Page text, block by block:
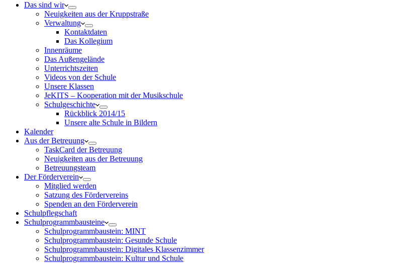
Das sind wir
Neuigkeiten aus der Kruppstraße
Verwaltung
Kontaktdaten
Das Kollegium
Innenräume
Das Außengelände
Unterrichtszeiten
Videos von der Schule
Unsere Klassen
JeKITS – Kooperation mit der Musikschule
Schulgeschichte
Rückblick 2014/15
Unsere alte Schule in Bildern
Kalender
Aus der Betreuung
TaskCard der Betreuung
Neuigkeiten aus der Betreuung
Betreuungsteam
Der Förderverein
Mitglied werden
Satzung des Fördervereins
Spenden an den Förderverein
Schulpflegschaft
Schulprogrammbausteine
Schulprogrammbaustein: MINT
Schulprogrammbaustein: Gesunde Schule
Schulprogrammbaustein: Digitales Klassenzimmer
Schulprogrammbaustein: Kultur und Schule